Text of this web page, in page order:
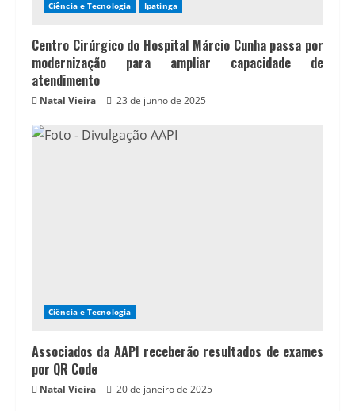
Ciência e Tecnologia Ipatinga
Centro Cirúrgico do Hospital Márcio Cunha passa por
modernização para ampliar capacidade de
atendimento
Natal Vieira 23 de junho de 2025
Ciência e Tecnologia
Associados da AAPI receberão resultados de exames
por QR Code
Natal Vieira 20 de janeiro de 2025